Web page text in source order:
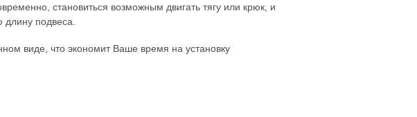
становиться возможным двигать тягу или крюк, и
подвеса.
виде, что экономит Ваше время на установку